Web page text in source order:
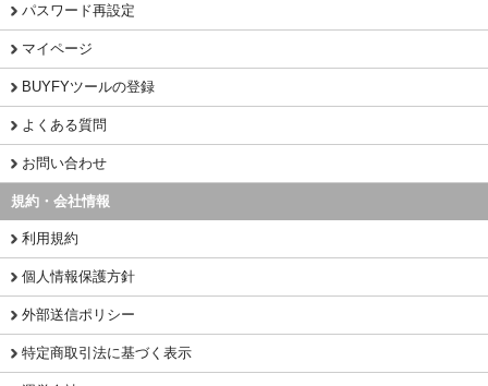
パスワード再設定
マイページ
BUYFYツールの登録
よくある質問
お問い合わせ
規約・会社情報
利用規約
個人情報保護方針
外部送信ポリシー
特定商取引法に基づく表示